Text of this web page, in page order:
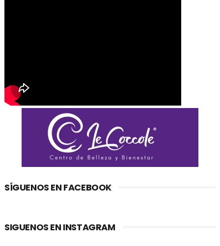
SÍGUENOS EN FACEBOOK
SIGUENOS EN INSTAGRAM